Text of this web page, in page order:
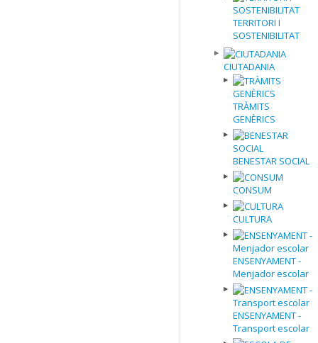
TERRITORI I
SOSTENIBILITAT
CIUTADANIA
TRÀMITS
GENÈRICS
BENESTAR SOCIAL
CONSUM
CULTURA
ENSENYAMENT -
Menjador escolar
ENSENYAMENT -
Transport escolar